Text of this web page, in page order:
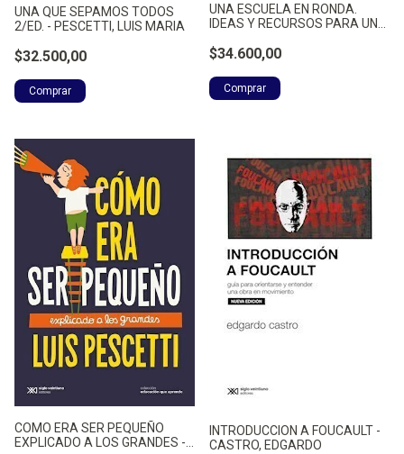
UNA QUE SEPAMOS TODOS
2/ED. - PESCETTI, LUIS MARIA
$32.500,00
UNA ESCUELA EN RONDA.
IDEAS Y RECURSOS PARA UNA
$34.600,00
COMO ERA SER PEQUEÑO
EXPLICADO A LOS GRANDES -
INTRODUCCION A FOUCAULT -
CASTRO, EDGARDO